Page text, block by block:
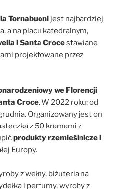
Tornabuoni jest najbardziej
a na placu katedralnym,
i Santa Crocestawiane
projektowane przez
we Florencji
Croce.W 2022 roku: od
Organizowany jest on
z 50 kramami z
produkty rzemieślnicze i
Europy.
z wełny, biżuteria na
i perfumy, wyroby z